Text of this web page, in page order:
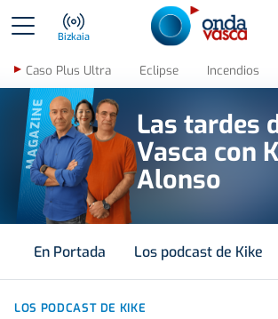
Bizkaia
Caso Plus Ultra Eclipse Incendios
MAGAZINE
Las tardes
Vasca con
Alonso
En Portada Los podcast de Kike
LOS PODCAST DE KIKE